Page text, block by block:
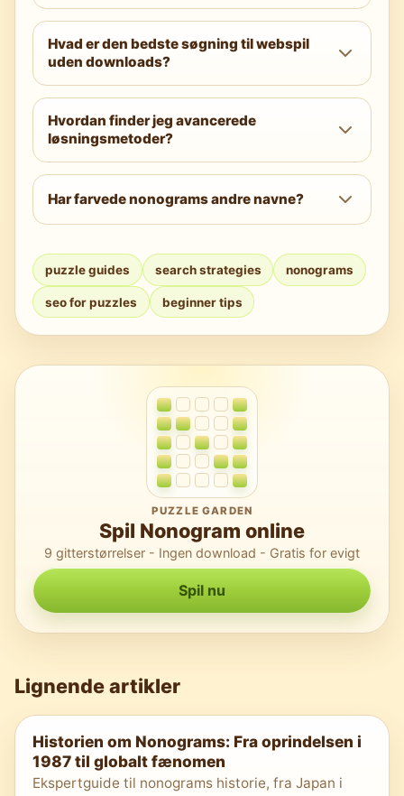
Prøv “paint by numbers logic puzzle
printable pdf” eller “hanjie printable.” Tilføj
størrelser som 10x10 eller 15x15 for bedre
Hvad er den bedste søgning til webspil
uden downloads?
Brug “nonogram online free” eller “griddlers
online.” Browserbaserede sider som
Nonogram Online lader dig spille med det
samme.
Hvordan finder jeg avancerede
løsningsmetoder?
Søg på “nonogram solver” sammen med
termer som “overlap method,”
“contradiction” eller “constraint propagation”
værktøjer.
Har farvede nonograms andre navne?
“multi-color picross.” Tilføj disse beskrivelser
til ethvert synonym for at få mere præcise
resultater.
puzzle guides search strategies nonograms
seo for puzzles beginner tips
PUZZLE GARDEN
Spil Nonogram online
9 gitterstørrelser - Ingen download - Gratis for evigt
Spil nu
Lignende artikler
Historien om Nonograms: Fra oprindelsen i
1987 til globalt fænomen
Ekspertguide til nonograms historie, fra Japan i